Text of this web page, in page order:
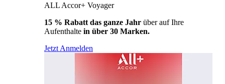
ALL Accor+ Voyager
15 % Rabatt das ganze Jahr über auf Ihre
Aufenthalte in über 30 Marken.
Jetzt Anmelden